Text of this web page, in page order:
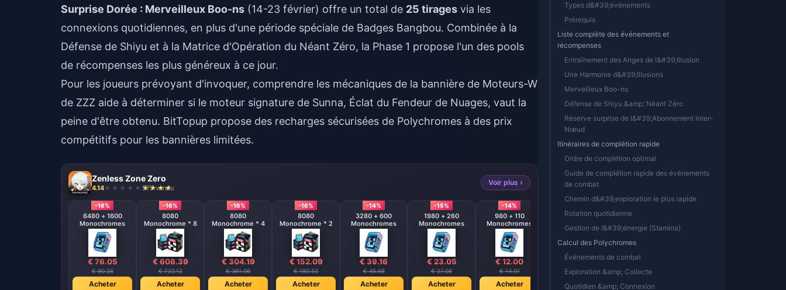
Surprise Dorée : Merveilleux Boo-ns (14-23 février) offre un total de 25 tirages via les
connexions quotidiennes, en plus d'une période spéciale de Badges Bangbou. Combinée à la
Défense de Shiyu et à la Matrice d'Opération du Néant Zéro, la Phase 1 propose l'un des pools
de récompenses les plus généreux à ce jour.
Pour les joueurs prévoyant d'invoquer, comprendre les mécaniques de la bannière de Moteurs-W
de ZZZ aide à déterminer si le moteur signature de Sunna, Éclat du Fendeur de Nuages, vaut la
peine d'être obtenu. BitTopup propose des recharges sécurisées de Polychromes à des prix
compétitifs pour les bannières limitées.
Zenless Zone Zero
4.14 579 vendu
Voir plus ›
-16%
6480 + 1600
Monochromes
€ 76.05
€ 90.26
Acheter
-16%
8080
Monochrome * 8
€ 608.39
€ 722.12
Acheter
-16%
8080
Monochrome * 4
€ 304.19
€ 361.06
Acheter
-16%
8080
Monochrome * 2
€ 152.09
€ 180.53
Acheter
-14%
3280 + 600
Monochromes
€ 39.16
€ 45.68
Acheter
-15%
1980 + 260
Monochromes
€ 23.05
€ 27.08
Acheter
-14%
980 + 110
Monochromes
€ 12.00
€ 14.01
Acheter
300 + 30
Monochromes
€ 3.87
€ 4.52
Acheter
60 Monochromes
€ 0.90
€ 1.06
Acheter
Types d&#39;événements
Prérequis
Liste complète des événements et
récompenses
Entraînement des Anges de l&#39;Illusion
Une Harmonie d&#39;Illusions
Merveilleux Boo-ns
Défense de Shiyu &amp; Néant Zéro
Réserve surprise de l&#39;Abonnement Inter-
Nœud
Itinéraires de complétion rapide
Ordre de complétion optimal
Guide de complétion rapide des événements
de combat
Chemin d&#39;exploration le plus rapide
Rotation quotidienne
Gestion de l&#39;énergie (Stamina)
Calcul des Polychromes
Événements de combat
Exploration &amp; Collecte
Quotidien &amp; Connexion